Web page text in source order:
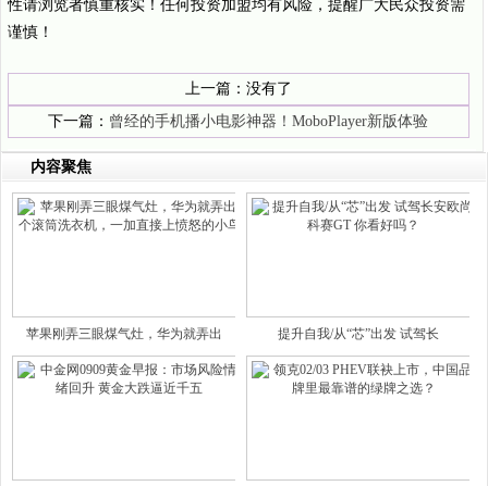
性请浏览者慎重核实！任何投资加盟均有风险，提醒广大民众投资需
谨慎！
上一篇：没有了
下一篇： 曾经的手机播小电影神器！MoboPlayer新版体验
内容聚焦
苹果刚弄三眼煤气灶，华为就弄出 提升自我/从“芯”出发 试驾长